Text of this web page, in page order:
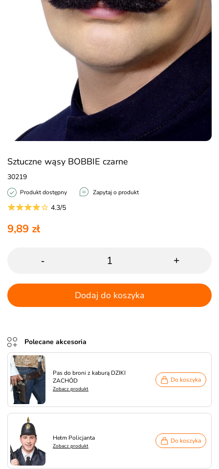
Sztuczne wąsy BOBBIE czarne
30219
Produkt dostępny Zapytaj o produkt
4.3/5
9,89 zł
- +
Dodaj do koszyka
Polecane akcesoria
Pas do broni z kaburą DZIKI
ZACHÓD
Zobacz produkt
Do koszyka
Hełm Policjanta
Zobacz produkt
Do koszyka